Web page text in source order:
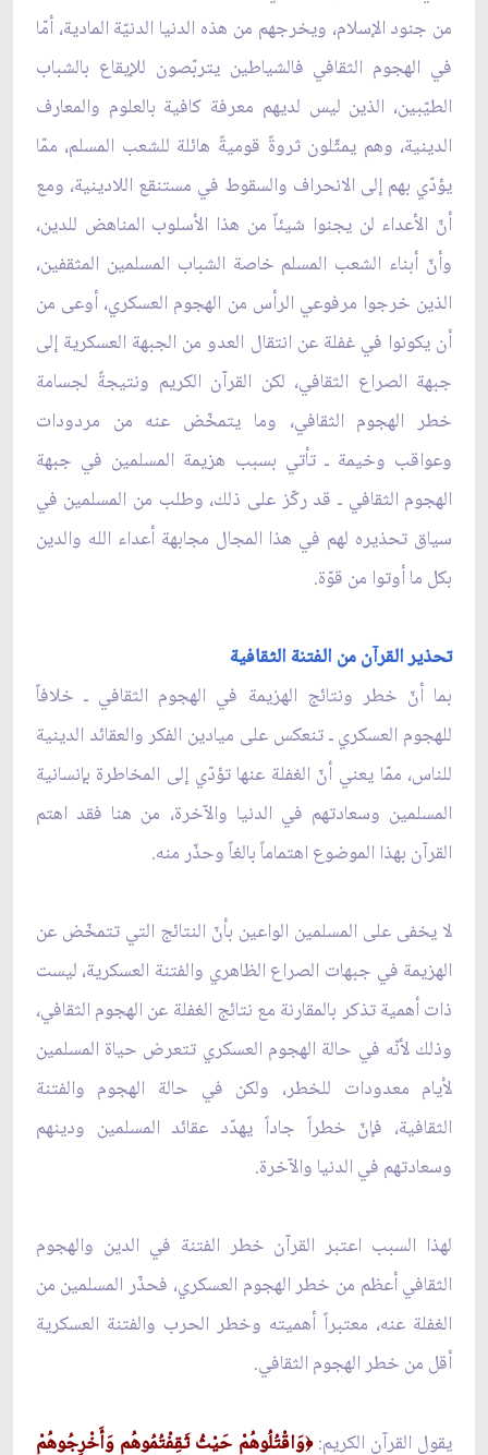
من جنود الإسلام، ويخرجهم من هذه الدنيا الدنيّة المادية، أمّا
في الهجوم الثقافي فالشياطين يتربّصون للإيقاع بالشباب
الطيّبين، الذين ليس لديهم معرفة كافية بالعلوم والمعارف
الدينية، وهم يمثّلون ثروةً قوميةً هائلة للشعب المسلم، ممّا
يؤدّي بهم إلى الانحراف والسقوط في مستنقع اللادينية، ومع
أنّ الأعداء لن يجنوا شيئاً من هذا الأسلوب المناهض للدين،
وأنّ أبناء الشعب المسلم خاصة الشباب المسلمين المثقفين،
الذين خرجوا مرفوعي الرأس من الهجوم العسكري، أوعى من
أن يكونوا في غفلة عن انتقال العدو من الجبهة العسكرية إلى
جبهة الصراع الثقافي، لكن القرآن الكريم ونتيجةً لجسامة
خطر الهجوم الثقافي، وما يتمخّض عنه من مردودات
وعواقب وخيمة ـ تأتي بسبب هزيمة المسلمين في جبهة
الهجوم الثقافي ـ قد ركّز على ذلك، وطلب من المسلمين في
سياق تحذيره لهم في هذا المجال مجابهة أعداء الله والدين
بكل ما أوتوا من قوّة.
تحذير القرآن من الفتنة الثقافية
بما أنّ خطر ونتائج الهزيمة في الهجوم الثقافي ـ خلافاً
للهجوم العسكري ـ تنعكس على ميادين الفكر والعقائد الدينية
للناس، ممّا يعني أنّ الغفلة عنها تؤدّي إلى المخاطرة بإنسانية
المسلمين وسعادتهم في الدنيا والآخرة، من هنا فقد اهتم
القرآن بهذا الموضوع اهتماماً بالغاً وحذّر منه.
لا يخفى على المسلمين الواعين بأنّ النتائج التي تتمخّض عن
الهزيمة في جبهات الصراع الظاهري والفتنة العسكرية، ليست
ذات أهمية تذكر بالمقارنة مع نتائج الغفلة عن الهجوم الثقافي،
وذلك لأنّه في حالة الهجوم العسكري تتعرض حياة المسلمين
لأيام معدودات للخطر، ولكن في حالة الهجوم والفتنة
الثقافية، فإنّ خطراً جاداً يهدّد عقائد المسلمين ودينهم
وسعادتهم في الدنيا والآخرة.
لهذا السبب اعتبر القرآن خطر الفتنة في الدين والهجوم
الثقافي أعظم من خطر الهجوم العسكري، فحذّر المسلمين من
الغفلة عنه، معتبراً أهميته وخطر الحرب والفتنة العسكرية
أقل من خطر الهجوم الثقافي.
يقول القرآن الكريم:﴿وَاقْتُلُوهُمْ حَيْثُ ثَقِفْتُمُوهُم وَأَخْرِجُوهُمْ